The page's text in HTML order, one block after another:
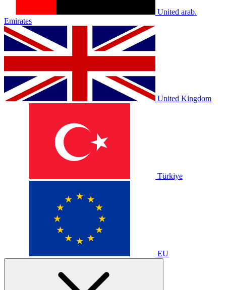
United arab.
Emirates
United Kingdom
Türkiye
EU